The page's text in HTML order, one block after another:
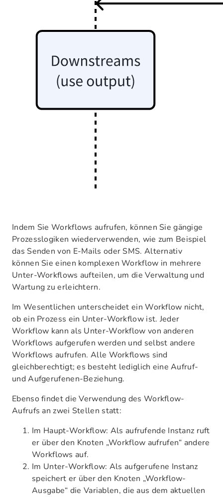
Indem Sie Workflows aufrufen, können Sie gängige
Prozesslogiken wiederverwenden, wie zum Beispiel
das Senden von E-Mails oder SMS. Alternativ
können Sie einen komplexen Workflow in mehrere
Unter-Workflows aufteilen, um die Verwaltung und
Wartung zu erleichtern.
Im Wesentlichen unterscheidet ein Workflow nicht,
ob ein Prozess ein Unter-Workflow ist. Jeder
Workflow kann als Unter-Workflow von anderen
Workflows aufgerufen werden und selbst andere
Workflows aufrufen. Alle Workflows sind
gleichberechtigt; es besteht lediglich eine Aufruf-
und Aufgerufenen-Beziehung.
Ebenso findet die Verwendung des Workflow-
Aufrufs an zwei Stellen statt:
Im Haupt-Workflow: Als aufrufende Instanz ruft
er über den Knoten „Workflow aufrufen“ andere
Workflows auf.
Im Unter-Workflow: Als aufgerufene Instanz
speichert er über den Knoten „Workflow-
Ausgabe“ die Variablen, die aus dem aktuellen